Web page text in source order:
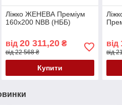
Ліжко ЖЕНЕВА Преміум
160х200 NBB (НББ)
від 20 311,20₴
від 22 568 ₴
Купити
від
від